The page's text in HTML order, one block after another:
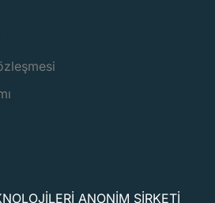
ANONİM ŞİRKETİ